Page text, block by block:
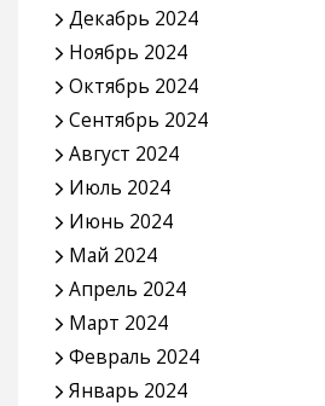
Декабрь 2024
Ноябрь 2024
Октябрь 2024
Сентябрь 2024
Август 2024
Июль 2024
Июнь 2024
Май 2024
Апрель 2024
Март 2024
Февраль 2024
Январь 2024